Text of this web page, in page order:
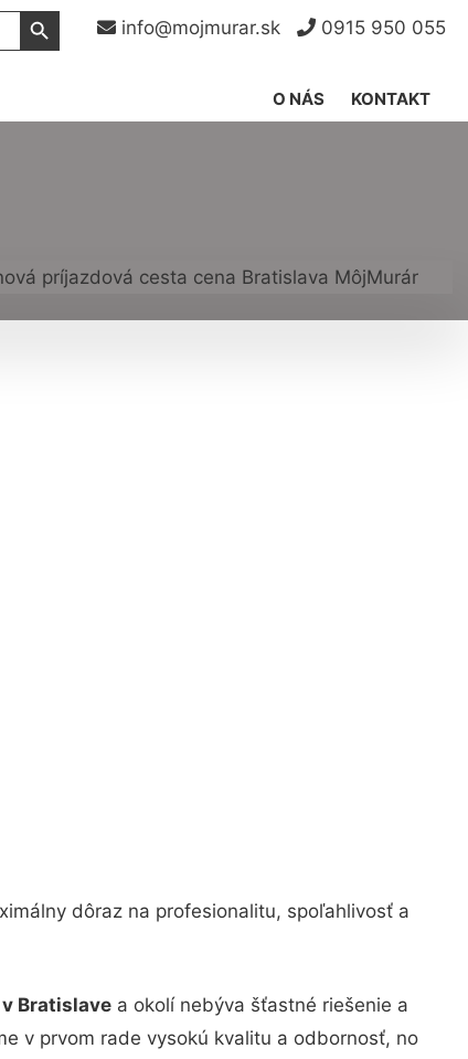
info@mojmurar.sk 0915 950 055
Search Button
KONTAKT
O NÁS
dôraz na profesionalitu, spoľahlivosť a
Bratislave a okolí nebýva šťastné riešenie a
v prvom rade vysokú kvalitu a odbornosť, no